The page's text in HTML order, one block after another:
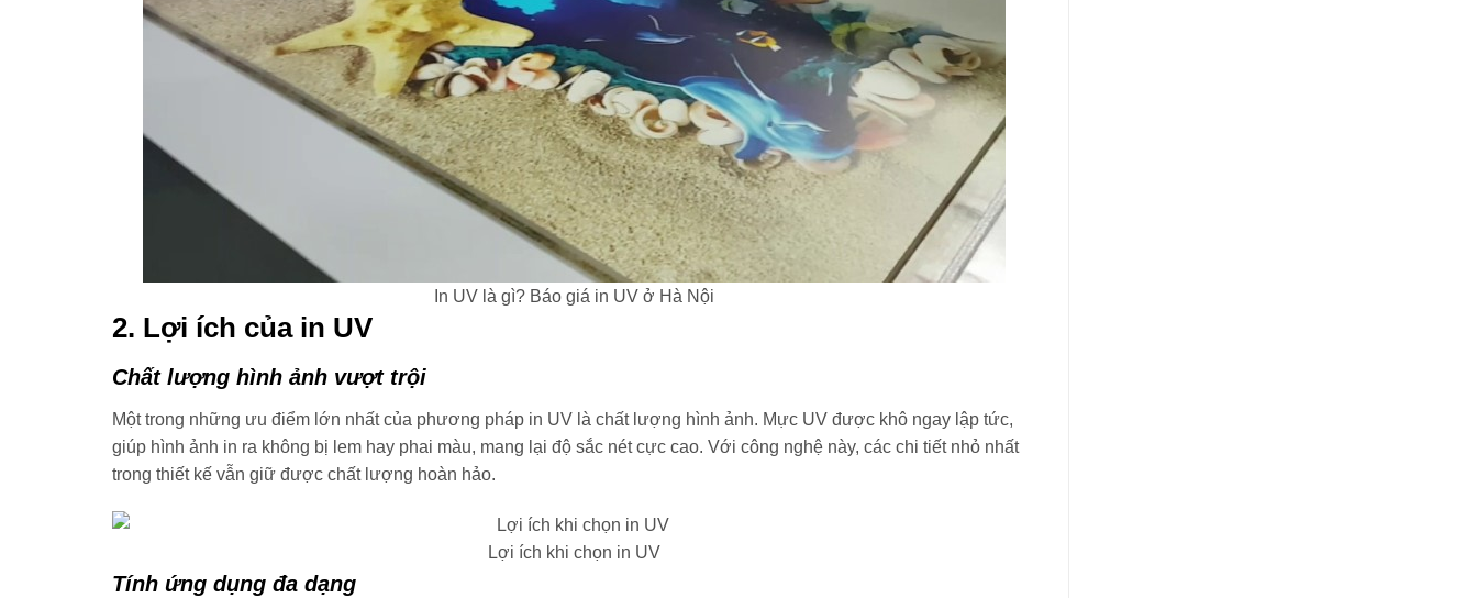
In UV là gì? Báo giá in UV ở Hà Nội
2. Lợi ích của in UV
Chất lượng hình ảnh vượt trội
Một trong những ưu điểm lớn nhất của phương pháp in UV là chất lượng hình ảnh. Mực UV được khô ngay lập tức,
giúp hình ảnh in ra không bị lem hay phai màu, mang lại độ sắc nét cực cao. Với công nghệ này, các chi tiết nhỏ nhất
trong thiết kế vẫn giữ được chất lượng hoàn hảo.
Lợi ích khi chọn in UV
Tính ứng dụng đa dạng